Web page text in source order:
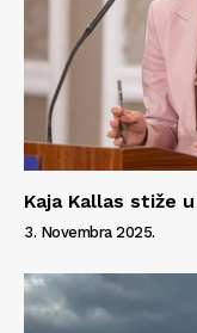
Kaja Kallas stiže
3. Novembra 2025.